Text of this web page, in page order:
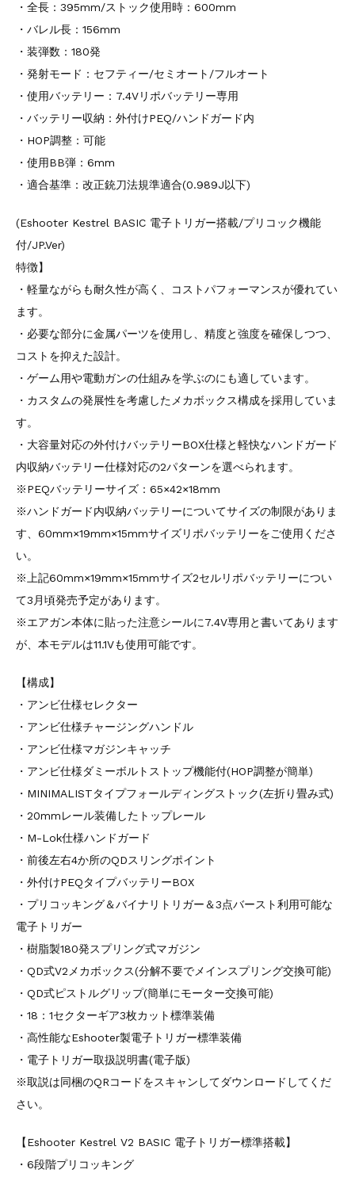
・全長：395mm/ストック使用時：600mm
・バレル長：156mm
・装弾数：180発
・発射モード：セフティー/セミオート/フルオート
・使用バッテリー：7.4Vリポバッテリー専用
・バッテリー収納：外付けPEQ/ハンドガード内
・HOP調整：可能
・使用BB弾：6mm
・適合基準：改正銃刀法規準適合(0.989J以下)
(Eshooter Kestrel BASIC 電子トリガー搭載/プリコック機能
付/JP.Ver)
特徴】
・軽量ながらも耐久性が高く、コストパフォーマンスが優れてい
ます。
・必要な部分に金属パーツを使用し、精度と強度を確保しつつ、
コストを抑えた設計。
・ゲーム用や電動ガンの仕組みを学ぶのにも適しています。
・カスタムの発展性を考慮したメカボックス構成を採用していま
す。
・大容量対応の外付けバッテリーBOX仕様と軽快なハンドガード
内収納バッテリー仕様対応の2パターンを選べられます。
※PEQバッテリーサイズ：65×42×18mm
※ハンドガード内収納バッテリーについてサイズの制限がありま
す、60mm×19mm×15mmサイズリポバッテリーをご使用くださ
い。
※上記60mm×19mm×15mmサイズ2セルリポバッテリーについ
て3月頃発売予定があります。
※エアガン本体に貼った注意シールに7.4V専用と書いてあります
が、本モデルは11.1Vも使用可能です。
【構成】
・アンビ仕様セレクター
・アンビ仕様チャージングハンドル
・アンビ仕様マガジンキャッチ
・アンビ仕様ダミーボルトストップ機能付(HOP調整が簡単)
・MINIMALISTタイプフォールディングストック(左折り畳み式)
・20mmレール装備したトップレール
・M-Lok仕様ハンドガード
・前後左右4か所のQDスリングポイント
・外付けPEQタイプバッテリーBOX
・プリコッキング＆バイナリトリガー＆3点バースト利用可能な
電子トリガー
・樹脂製180発スプリング式マガジン
・QD式V2メカボックス(分解不要でメインスプリング交換可能)
・QD式ピストルグリップ(簡単にモーター交換可能)
・18：1セクターギア3枚カット標準装備
・高性能なEshooter製電子トリガー標準装備
・電子トリガー取扱説明書(電子版)
※取説は同梱のQRコードをスキャンしてダウンロードしてくだ
さい。
【Eshooter Kestrel V2 BASIC 電子トリガー標準搭載】
・6段階プリコッキング